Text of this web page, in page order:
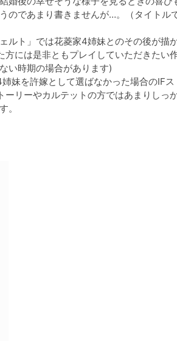
のであまり書きませんが…。（タイトル
ルト」では花菱家4姉妹とのその後が描
方には是非ともプレイしていただきたい
い時期の場合があります)
妹を許嫁として選ばなかった場合のIF
リーやカルテットの方ではあまりしっ
。